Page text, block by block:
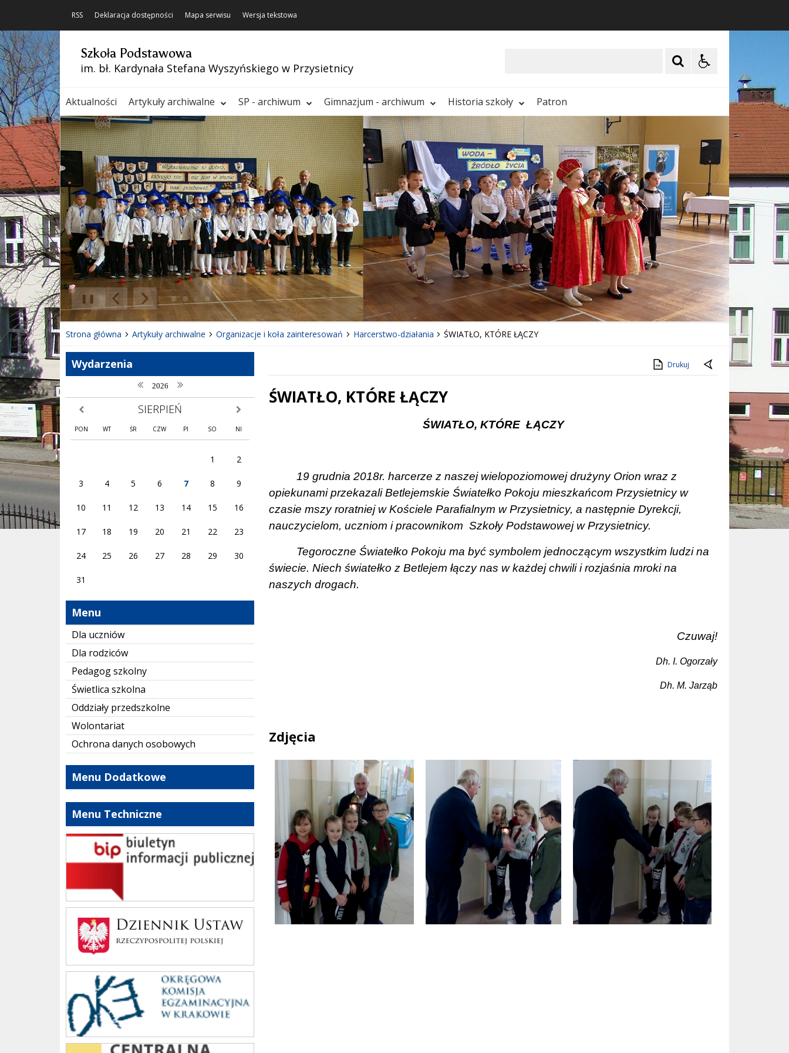
RSS Deklaracja dostępności Mapa serwisu Wersja tekstowa
Szkoła Podstawowa
im. bł. Kardynała Stefana Wyszyńskiego w Przysietnicy
Aktualności Artykuły archiwalne SP - archiwum Gimnazjum - archiwum Historia szkoły Patron
Poprzedni Element
Następny Element
❚❚
Strona główna Artykuły archiwalne Organizacje i koła zainteresowań Harcerstwo-działania ŚWIATŁO, KTÓRE ŁĄCZY
Wydarzenia
poprzedni rok
2026 następny rok
poprzedni miesiąc SIERPIEŃ następny miesiąc
PON WT ŚR CZW PI SO NI
1 2
3 4 5 6 7 8 9
10 11 12 13 14 15 16
17 18 19 20 21 22 23
24 25 26 27 28 29 30
31
Menu
Dla uczniów
Dla rodziców
Pedagog szkolny
Świetlica szkolna
Oddziały przedszkolne
Wolontariat
Ochrona danych osobowych
Menu Dodatkowe
Menu Techniczne
bip szkoły
Dziennik Polski
oke_krakow
cke
Drukuj
ŚWIATŁO, KTÓRE ŁĄCZY
ŚWIATŁO, KTÓRE ŁĄCZY
19 grudnia 2018r. harcerze z naszej wielopoziomowej drużyny Orion wraz z
opiekunami przekazali Betlejemskie Światełko Pokoju mieszkańcom Przysietnicy w
czasie mszy roratniej w Kościele Parafialnym w Przysietnicy, a następnie Dyrekcji,
nauczycielom, uczniom i pracownikom Szkoły Podstawowej w Przysietnicy.
Tegoroczne Światełko Pokoju ma być symbolem jednoczącym wszystkim ludzi na
świecie. Niech światełko z Betlejem łączy nas w każdej chwili i rozjaśnia mroki na
naszych drogach.
Czuwaj!
Dh. I. Ogorzały
Dh. M. Jarząb
Zdjęcia